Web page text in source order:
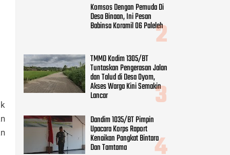
Komsos Dengan Pemuda Di
Desa Binaan, Ini Pesan
Babinsa Koramil 06 Paleleh
TMMD Kodim 1305/BT
Tuntaskan Pengerasan Jalan
dan Talud di Desa Oyom,
Akses Warga Kini Semakin
Lancar
Dandim 1035/BT Pimpin
Upacara Korps Raport
Kenaikan Pangkat Bintara
Dan Tamtama